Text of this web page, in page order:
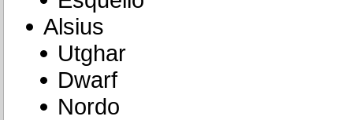
Alsius
Utghar
Dwarf
Nordo